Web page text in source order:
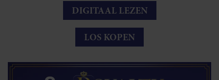
DIGITAAL LEZEN
LOS KOPEN